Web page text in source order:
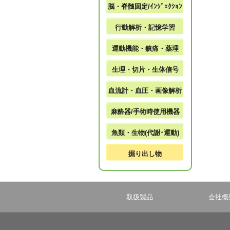
脳・脊髄固定/ｲﾝｼﾞｪｸｼｮﾝ
行動解析・記憶学習
運動機能・鎮痛・薬理
生理・切片・生体信号
血流計・血圧・画像解析
麻酔器/手術時使用機器
魚類・生物(代謝･運動)
掘り出し物
取扱製品 会社概